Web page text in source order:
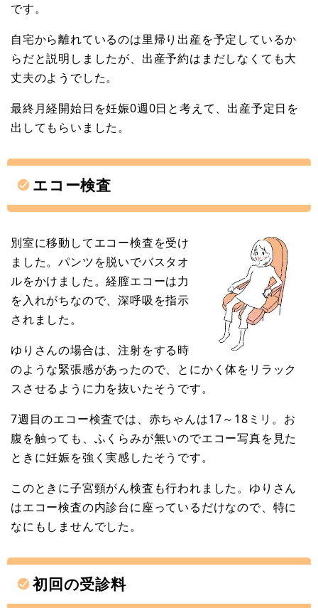
です。
自宅から離れているのは里帰り出産を予定しているか
らだと説明しましたが、出産予約はまだしなくても大
丈夫のようでした。
最終月経開始日を妊娠0週0日と考えて、出産予定日を
出してもらいました。
エコー検査
別室に移動してエコー検査を受け
ました。パンツを脱いでバスタオ
ルをかけました。経膣エコーは力
を入れがちなので、深呼吸を指示
されました。
ゆりさんの場合は、注射をする時
のような緊張感があったので、とにかく体をリラック
スさせるように力を抜いたそうです。
7週目のエコー検査では、赤ちゃんは17～18ミリ。お
腹を触っても、ふくらみが無いのでエコー写真を見た
ときに妊娠を強く実感したそうです。
このときに子宮頸がん検査も行われました。ゆりさん
はエコー検査の内診台に座っているだけなので、特に
なにもしませんでした。
初回の受診料